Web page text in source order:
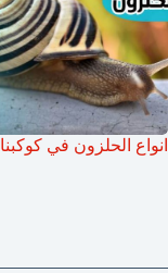
انواع الحلزون في كوكبنا